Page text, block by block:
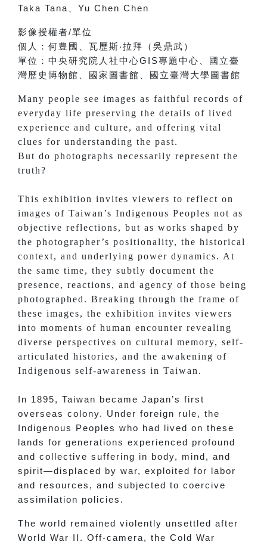
Taka Tana、 Yu Chen Chen
影像授權者/單位
個人： 何豊國、 瓦歷斯‧拉拜（吳鼎武）
單位： 中央研究院人社中心GIS專題中心、
國立臺
灣歷史博物館、
國家圖書館、 國立臺灣大學圖書館
Many people see images as faithful records of
everyday life preserving the details of lived
experience and culture, and offering vital
clues for understanding the past.
But do photographs necessarily represent the
truth?
This exhibition invites viewers to reflect on
images of Taiwan’s Indigenous Peoples not as
objective reflections, but as works shaped by
the photographer’s positionality, the historical
context, and underlying power dynamics. At
the same time, they subtly document the
presence, reactions, and agency of those being
photographed. Breaking through the frame of
these images, the exhibition invites viewers
into moments of human encounter revealing
diverse perspectives on cultural memory, self-
articulated histories, and the awakening of
Indigenous self-awareness in Taiwan.
In 1895, Taiwan became Japan’s first
overseas colony. Under foreign rule, the
Indigenous Peoples who had lived on these
lands for generations experienced profound
and collective suffering in body, mind, and
spirit—displaced by war, exploited for labor
and resources, and subjected to coercive
assimilation policies.
The world remained violently unsettled after
World War II. Off-camera, the Cold War